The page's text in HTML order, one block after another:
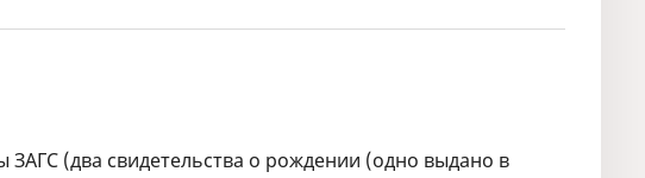
(два свидетельства о рождении (одно выдано в